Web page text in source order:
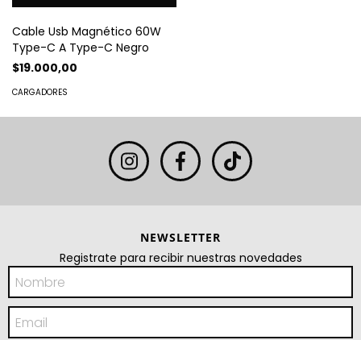
Cable Usb Magnético 60W
Type-C A Type-C Negro
$19.000,00
CARGADORES
NEWSLETTER
Registrate para recibir nuestras novedades